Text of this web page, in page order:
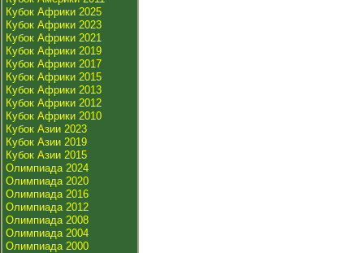
Кубок Африки 2025
Кубок Африки 2023
Кубок Африки 2021
Кубок Африки 2019
Кубок Африки 2017
Кубок Африки 2015
Кубок Африки 2013
Кубок Африки 2012
Кубок Африки 2010
Кубок Азии 2023
Кубок Азии 2019
Кубок Азии 2015
Олимпиада 2024
Олимпиада 2020
Олимпиада 2016
Олимпиада 2012
Олимпиада 2008
Олимпиада 2004
Олимпиада 2000